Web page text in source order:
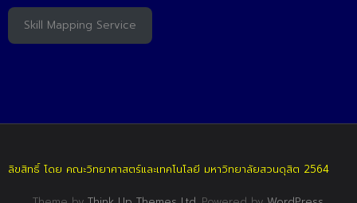
Skill Mapping Service
ลิขสิทธิ์ โดย คณะวิทยาศาสตร์และเทคโนโลยี มหาวิทยาลัยสวนดุสิต 2564